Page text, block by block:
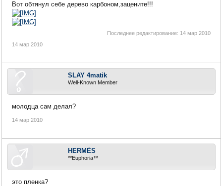
Вот обтянул себе дерево карбоном,зацените!!!
Последнее редактирование: 14 мар 2010
14 мар 2010
SLAY 4matik
Well-Known Member
молодца сам делал?
14 мар 2010
HERMÈS
**Euphoria™
это пленка?